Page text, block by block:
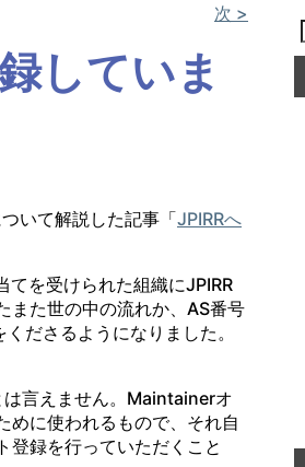
次 >
していま
いて解説した記事「JPIRRへ
てを受けられた組織にJPIRR
また世の中の流れか、AS番号
ださるようになりました。
言えません。Maintainerオ
めに使われるもので、それ自
登録を行っていただくこと